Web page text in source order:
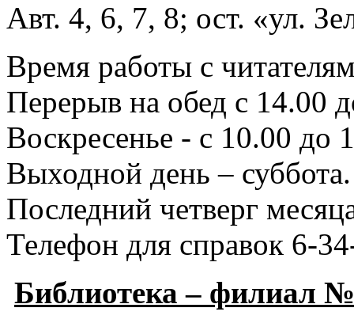
Авт. 4, 6, 7, 8; ост. «ул.
Время работы с
Перерыв на обед с 14.00
Воскресенье - с 10.00 до
Выходной день – суббота.
Последний четверг
Телефон для справок 6-
Библиотека – филиал